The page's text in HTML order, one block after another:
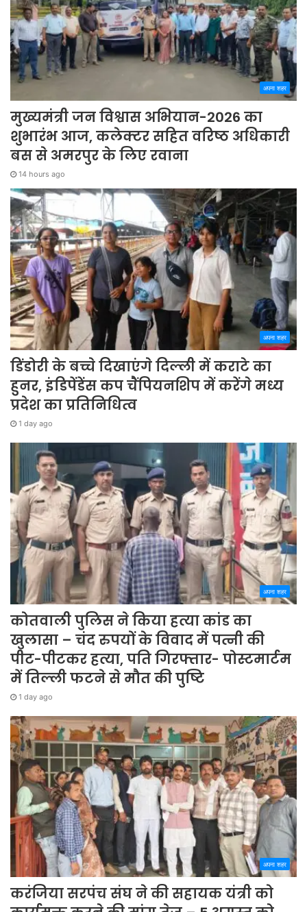
अपना शहर
मुख्यमंत्री जन विश्वास अभियान-2026 का
शुभारंभ आज, कलेक्टर सहित वरिष्ठ अधिकारी
बस से अमरपुर के लिए रवाना
14 hours ago
अपना शहर
डिंडोरी के बच्चे दिखाएंगे दिल्ली में कराटे का
हुनर, इंडिपेंडेंस कप चैंपियनशिप में करेंगे मध्य
प्रदेश का प्रतिनिधित्व
1 day ago
अपना शहर
कोतवाली पुलिस ने किया हत्या कांड का
खुलासा – चंद रुपयों के विवाद में पत्नी की
पीट-पीटकर हत्या, पति गिरफ्तार- पोस्टमार्टम
में तिल्ली फटने से मौत की पुष्टि
1 day ago
अपना शहर
करंजिया सरपंच संघ ने की सहायक यंत्री को